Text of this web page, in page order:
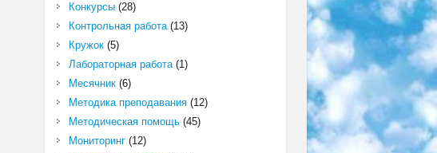
Конкурсы(28)
Контрольная работа(13)
Кружок(5)
Лабораторная работа(1)
Месячник(6)
Методика преподавания(12)
Методическая помощь(45)
Мониторинг(12)